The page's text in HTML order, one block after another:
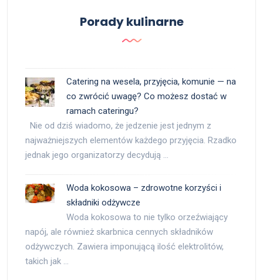
Porady kulinarne
Catering na wesela, przyjęcia, komunie — na
co zwrócić uwagę? Co możesz dostać w
ramach cateringu?
Nie od dziś wiadomo, że jedzenie jest jednym z
najważniejszych elementów każdego przyjęcia. Rzadko
jednak jego organizatorzy decydują …
Woda kokosowa – zdrowotne korzyści i
składniki odżywcze
Woda kokosowa to nie tylko orzeźwiający
napój, ale również skarbnica cennych składników
odżywczych. Zawiera imponującą ilość elektrolitów,
takich jak …